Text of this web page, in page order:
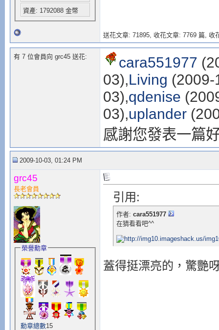
資產: 1792088 金幣
送花文章: 71895, 收花文章: 7769 篇, 收
有 7 位會員向 grc45 送花: cara551977
03),Living (2009-
03),qdenise
03),uplander
感謝您發表一篇
2009-10-03, 01:24 PM
grc45
長老會員
榮譽勳章
勳章總數15
引用:
作者: cara551977
在猜看看吧^^
蓋得挺漂亮的，驚艷